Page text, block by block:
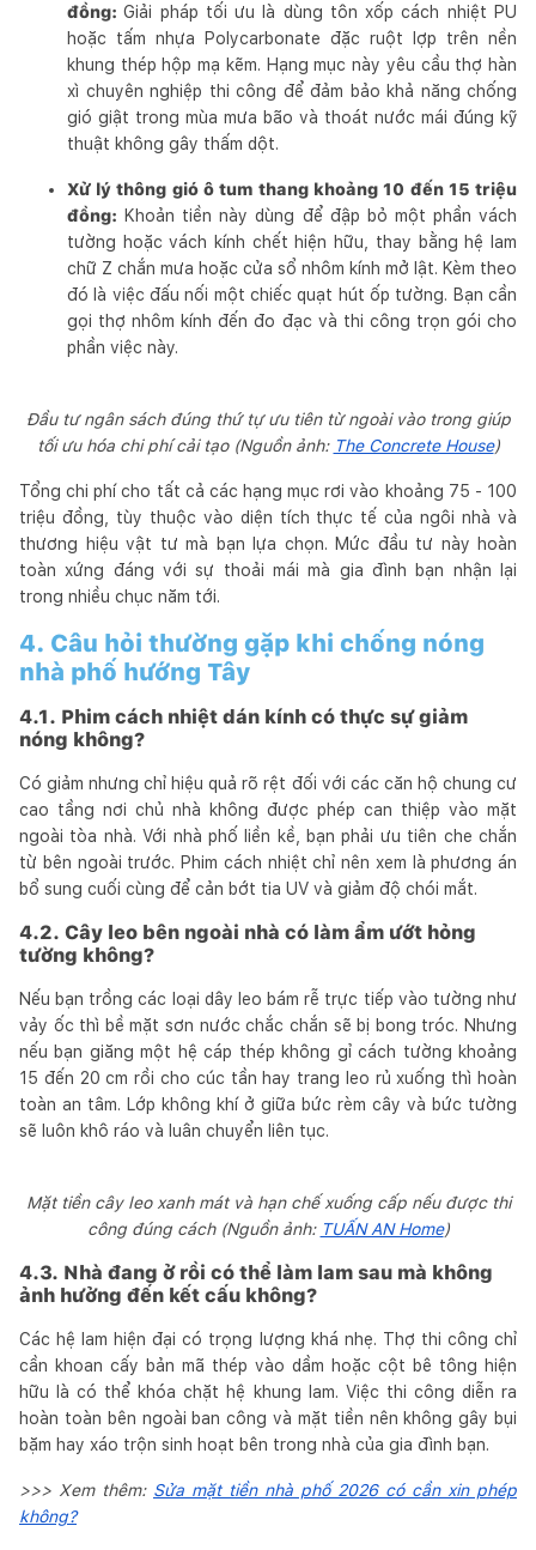
đồng:Giải pháp tối ưu là dùng tôn xốp cách nhiệt PU
hoặc tấm nhựa Polycarbonate đặc ruột lợp trên nền
khung thép hộp mạ kẽm. Hạng mục này yêu cầu thợ hàn
xì chuyên nghiệp thi công để đảm bảo khả năng chống
gió giật trong mùa mưa bão và thoát nước mái đúng kỹ
thuật không gây thấm dột.
Xử lý thông gió ô tum thang khoảng 10 đến 15 triệu
đồng: Khoản tiền này dùng để đập bỏ một phần vách
tường hoặc vách kính chết hiện hữu, thay bằng hệ lam
chữ Z chắn mưa hoặc cửa sổ nhôm kính mở lật. Kèm theo
đó là việc đấu nối một chiếc quạt hút ốp tường. Bạn cần
gọi thợ nhôm kính đến đo đạc và thi công trọn gói cho
phần việc này.
Đầu tư ngân sách đúng thứ tự ưu tiên từ ngoài vào trong giúp
tối ưu hóa chi phí cải tạo (Nguồn ảnh: The Concrete House)
Tổng chi phí cho tất cả các hạng mục rơi vào khoảng 75 - 100
triệu đồng, tùy thuộc vào diện tích thực tế của ngôi nhà và
thương hiệu vật tư mà bạn lựa chọn. Mức đầu tư này hoàn
toàn xứng đáng với sự thoải mái mà gia đình bạn nhận lại
trong nhiều chục năm tới.
4. Câu hỏi thường gặp khi chống nóng
nhà phố hướng Tây
4.1. Phim cách nhiệt dán kính có thực sự giảm
nóng không?
Có giảm nhưng chỉ hiệu quả rõ rệt đối với các căn hộ chung cư
cao tầng nơi chủ nhà không được phép can thiệp vào mặt
ngoài tòa nhà. Với nhà phố liền kề, bạn phải ưu tiên che chắn
từ bên ngoài trước. Phim cách nhiệt chỉ nên xem là phương án
bổ sung cuối cùng để cản bớt tia UV và giảm độ chói mắt.
4.2. Cây leo bên ngoài nhà có làm ẩm ướt hỏng
tường không?
Nếu bạn trồng các loại dây leo bám rễ trực tiếp vào tường như
vảy ốc thì bề mặt sơn nước chắc chắn sẽ bị bong tróc. Nhưng
nếu bạn giăng một hệ cáp thép không gỉ cách tường khoảng
15 đến 20 cm rồi cho cúc tần hay trang leo rủ xuống thì hoàn
toàn an tâm. Lớp không khí ở giữa bức rèm cây và bức tường
sẽ luôn khô ráo và luân chuyển liên tục.
Mặt tiền cây leo xanh mát và hạn chế xuống cấp nếu được thi
công đúng cách (Nguồn ảnh: TUẤN AN Home)
4.3. Nhà đang ở rồi có thể làm lam sau mà không
ảnh hưởng đến kết cấu không?
Các hệ lam hiện đại có trọng lượng khá nhẹ. Thợ thi công chỉ
cần khoan cấy bản mã thép vào dầm hoặc cột bê tông hiện
hữu là có thể khóa chặt hệ khung lam. Việc thi công diễn ra
hoàn toàn bên ngoài ban công và mặt tiền nên không gây bụi
bặm hay xáo trộn sinh hoạt bên trong nhà của gia đình bạn.
>>> Xem thêm: Sửa mặt tiền nhà phố 2026 có cần xin phép
không?